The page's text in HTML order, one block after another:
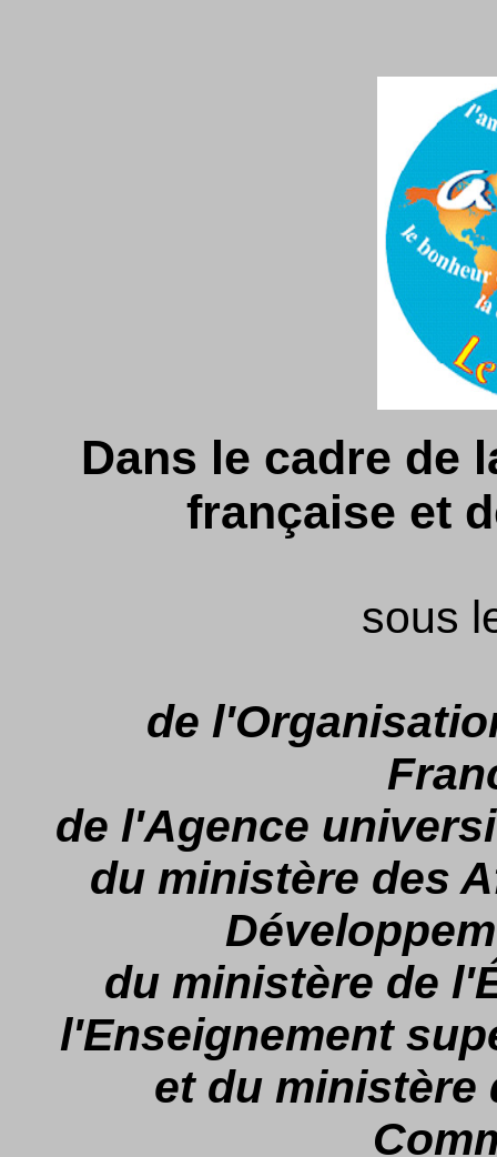
Dans le cadre de
française et
sous
de
de l'Agence
du ministère des
du ministère de
l'Enseignement
et du ministère